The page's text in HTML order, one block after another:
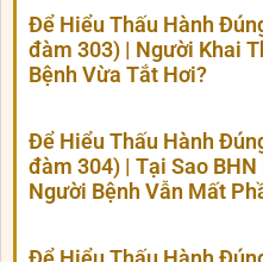
Để Hiểu Thấu Hành
đàm 303) | Người Khai
Bệnh Vừa Tắt Hơi?
Để Hiểu Thấu Hành
đàm 304) | Tại Sao
Người Bệnh Vẫn Mất